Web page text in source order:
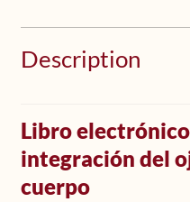
roja)
Description
Libro
integración del
cuerpo